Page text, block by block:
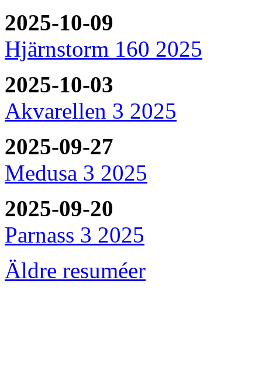
2025-10-09
Hjärnstorm 160 2025
2025-10-03
Akvarellen 3 2025
2025-09-27
Medusa 3 2025
2025-09-20
Parnass 3 2025
Äldre resuméer